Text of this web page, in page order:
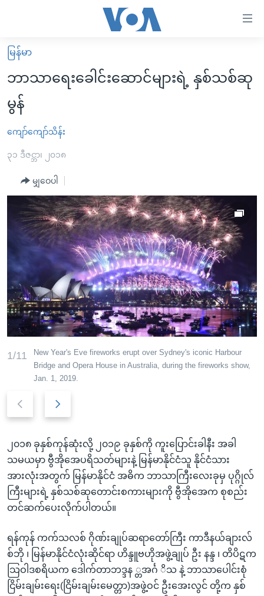
လွယ်ကူ
စေ
သည့်
Link
များ
ပင်မ
ကြည့်
ညွန်း
စာမျက်နှာ
သို့
ကျော်
ကျော်
ရန်
မူလစာမျက်နှာ
မြန်မာ
ကမ္ဘာ့သတင်းများ
နိုင်ငံတကာ
အစ္စရေး-ပါလက်စတိုင်း
ဗွီဒီယို
အင်္ဂလိပ်စာလေ့လာမယ်
အမေရိကန်သုံးအီဒီယံ
မကြေးမုံရဲ့ အင်္ဂလိပ်စာ
ရုပ်ရှင်ထဲက အင်္ဂလိပ်စာ
သုတပဒေသာ အင်္ဂလိပ်စာ
အပတ်စဉ်ကဏ္ဍများ
ရေဒီယို
တီဗွီ
ရေဒီယိုနှင့်ရုပ်သံ အချက်အလက်များ
ရေဒီယို/တီဗွီအစီအစဉ်
Learning English
ဗွီအိုအေ လူမှုကွန်ယက်များ
ဘာသာစကားများ
မြန်မာ
ဘာသာရေးခေါင်းဆောင်များရဲ့ နှစ်သစ်ဆု
မွန်
ကျော်ကျော်သိန်း
၃၁ ဒီဇင္ဘာ၊ ၂၀၁၈
မျှဝေပါ
1/11
New Year's Eve fireworks erupt over Sydney's iconic Harbour
Bridge and Opera House in Australia, during the fireworks show,
Jan. 1, 2019.
Previous
Next
၂၀၁၈ ခုနှစ်ကုန်ဆုံးလို့ ၂၀၁၉ ခုနှစ်ကို ကူးပြောင်းခါနီး အခါ
သမယမှာ ဗွီအိုအေပရိသတ်များနဲ့ မြန်မာနိုင်ငံသူ နိုင်ငံသား
အားလုံးအတွက် မြန်မာနိုင်ငံ အဓိက ဘာသာကြီးလေးခုမှ ပုဂ္ဂိုလ်
ကြီးများရဲ့ နှစ်သစ်ဆုတောင်းစကားများကို ဗွီအိုအေက စုစည်း
တင်ဆက်ပေးလိုက်ပါတယ်။
ရန်ကုန် ကက်သလစ် ဂိုဏ်းချုပ်ဆရာတော်ကြီး ကာဒီနယ်ချားလ်
စ်ဘို ၊ မြန်မာနိုင်ငံလုံးဆိုင်ရာ ဟိန္ဒူဗဟိုအဖွဲ့ချုပ် ဦး နန္ဒ ၊ တိပိဋက
သြဝါဒစရိယက ဒေါက်တာဘဒ္ဒန ္တအင်္ဂ ိသ နဲ့ ဘာသာပေါင်းစုံ
ငြိမ်းချမ်းရေး(ငြိမ်းချမ်းမေတ္တာ)အဖွဲ့ဝင် ဦးအေးလွင် တို့က နှစ်